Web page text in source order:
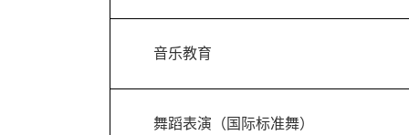
音乐教育
舞蹈表演（国际标准舞）